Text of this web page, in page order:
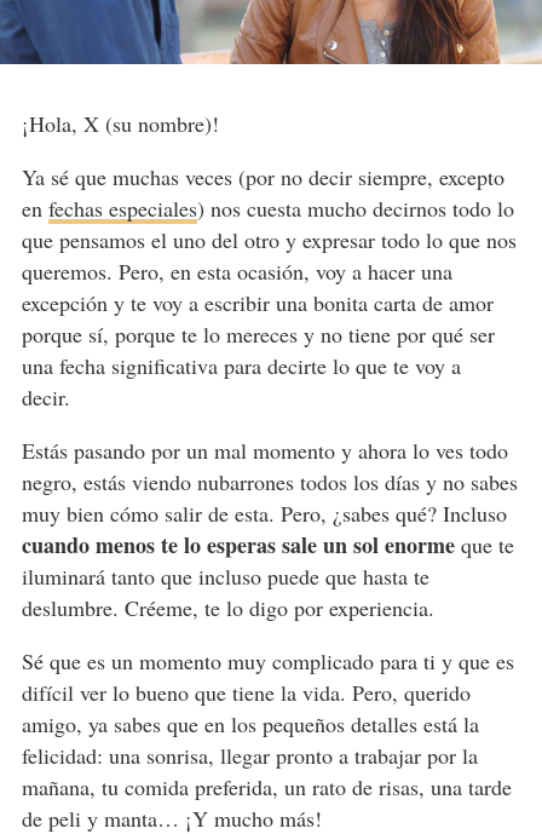
¡Hola, X (su nombre)!
Ya sé que muchas veces (por no decir siempre, excepto
en fechas especiales) nos cuesta mucho decirnos todo lo
que pensamos el uno del otro y expresar todo lo que nos
queremos. Pero, en esta ocasión, voy a hacer una
excepción y te voy a escribir una bonita carta de amor
porque sí, porque te lo mereces y no tiene por qué ser
una fecha significativa para decirte lo que te voy a
decir.
Estás pasando por un mal momento y ahora lo ves todo
negro, estás viendo nubarrones todos los días y no sabes
muy bien cómo salir de esta. Pero, ¿sabes qué? Incluso
cuando menos te lo esperas sale un solenormeque te
iluminará tanto que incluso puede que hasta te
deslumbre. Créeme, te lo digo por experiencia.
Sé que es un momento muy complicado para ti y que es
difícil ver lo bueno que tiene la vida. Pero, querido
amigo, ya sabes que en los pequeños detalles está la
felicidad: una sonrisa, llegar pronto a trabajar por la
mañana, tu comida preferida, un rato de risas, una tarde
de peli y manta… ¡Y mucho más!